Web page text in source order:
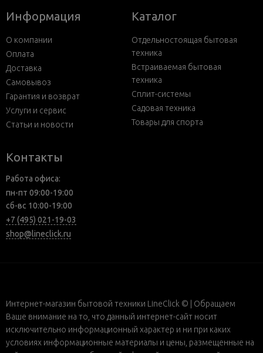
Информация
О компании
Оплата
Доставка
Самовывоз
Гарантия и возврат
Услуги и сервис
Статьи и новости
Каталог
Отдельностоящая бытовая
техника
Встраиваемая бытовая
техника
Сплит-системы
Садовая техника
Товары для спорта
Контакты
Работа офиса:
пн-пт 09:00-19:00
сб-вс 10:00-19:00
+7 (495) 021-19-03
shop@lineclick.ru
Интернет-магазин бытовой техники LineClick © | Обращаем
Ваше внимание на то, что данный интернет-сайт носит
исключительно информационный характер и ни при каких
условиях информационные материалы и цены, размещенные на